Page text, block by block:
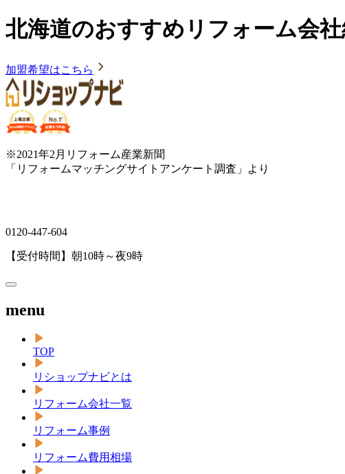
北海道のおすすめリフォーム会社
加盟希望はこちら
※2021年2月リフォーム産業新聞
「リフォームマッチングサイトアンケート調査」より
0120-447-604
【受付時間】朝10時～夜9時
menu
TOP
リショップナビとは
リフォーム会社一覧
リフォーム事例
リフォーム費用相場